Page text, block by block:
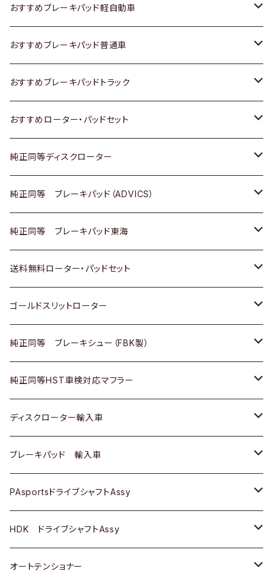
スズキ
日産
いすゞ
ダイハツ
マツダ
三菱
スバル
日野
三菱ふそう
ＢＭＷ
ホンダ
スズキ
日産
いすゞ
ダイハツ
マツダ
三菱
日野
三菱ふそう
トヨタ
スズキ
日産
いすゞ
ダイハツ
三菱
日野
三菱ふそう
その他
おすすめブレーキパッド軽自動車
トヨタ
ホンダ
スズキ
日産
ダイハツ
マツダ
三菱
スバル
おすすめブレーキパッド普通車
トヨタ
ホンダ
スズキ
日産
いすゞ
ダイハツ
マツダ
三菱
スバル
おすすめブレーキパッドトラック
トヨタ
日産
いすゞ
ダイハツ
マツダ
三菱
おすすめローター・パッドセット
トヨタ
ホンダ
スズキ
日産
ダイハツ
マツダ
三菱
スバル
純正同等ディスクローター
トヨタ
ホンダ
スズキ
日産
いすゞ
ダイハツ
マツダ
三菱
スバル
ＢＥＮＺ
純正同等 ブレーキパッド（ADVICS）
トヨタ
ホンダ
スズキ
日産
ダイハツ
マツダ
三菱
スバル
純正同等 ブレーキパッド東海
トヨタ
ホンダ
日産
いすゞ
ダイハツ
マツダ
三菱
スバル
送料無料ローター・パッドセット
トヨタ
ホンダ
スズキ
日産
ダイハツ
マツダ
三菱
スバル
ゴールドスリットローター
トヨタ
ホンダ
スズキ
日産
ダイハツ
マツダ
三菱
純正同等 ブレーキシュー（FBK製）
ホンダ
スズキ
日産
ダイハツ
マツダ
三菱
純正同等HST車検対応マフラー
トヨタ
ホンダ
スズキ
日産
いすゞ
ディスクローター輸入車
ＡＵＤＩ
ＢＥＮＺ
ＢＭＷ
GOLF
ブレーキパッド 輸入車
ＢＥＮＺ
ＢＭＷ
ＷＡＧＥＮ
PAsportsドライブシャフトAssy
トヨタ
ホンダ
HDK ドライブシャフトAssy
スズキ
オートテンショナー